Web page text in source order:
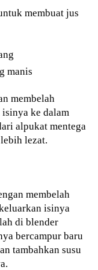
membuat jus
manis
membelah
ke dalam
alpukat mentega
lezat.
membelah
isinya
di blender
bercampur baru
tambahkan susu